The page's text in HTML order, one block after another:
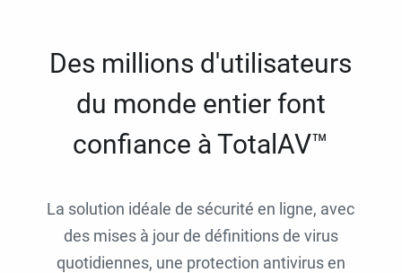
Des millions d'utilisateurs
du monde entier font
confiance à TotalAV™
La solution idéale de sécurité en ligne, avec
des mises à jour de définitions de virus
quotidiennes, une protection antivirus en